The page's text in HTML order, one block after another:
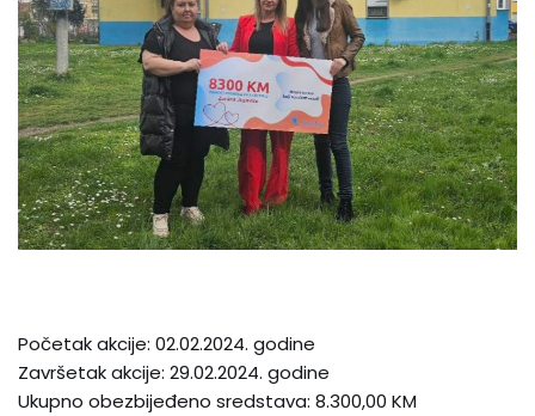
Početak akcije: 02.02.2024. godine
Završetak akcije: 29.02.2024. godine
Ukupno obezbijeđeno sredstava: 8.300,00 KM